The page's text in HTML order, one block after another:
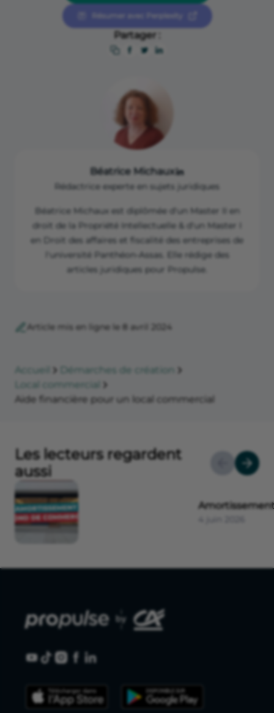
Legifrance “Article L1511-3 du Code général des
collectivités territoriales (CGCT)”,
https://www.legifrance.gouv.fr/codes/article_lc/LEGIA
Résumer avec Perplexity
Partager :
Béatrice Michaux
Rédactrice experte en sujets juridiques
Béatrice Michaux est diplômée d'un Master II en
droit de la Propriété Intellectuelle & d'un Master I
en Droit des affaires et fiscalité des entreprises de
l'université Panthéon-Assas. Elle rédige des
articles juridiques pour Propulse.
Article mis en ligne le 8 avril 2024
Accueil
Démarches de création
Local commercial
Aide financière pour un local commercial
Les lecteurs regardent
aussi